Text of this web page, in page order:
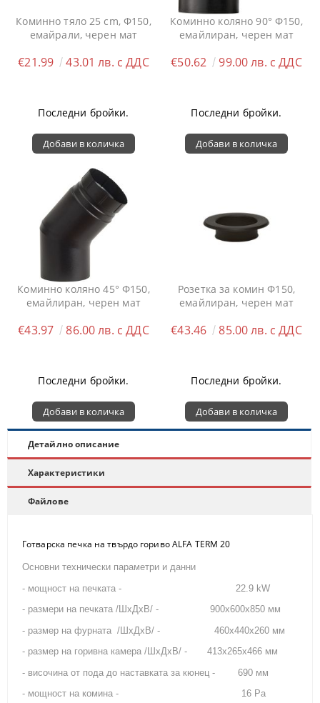
Коминно тяло 25 cm, Ф150,
емайрали, черен мат
€21.99 43.01 лв. с ДДС
Последни бройки.
Коминно коляно 90° Ф150,
емайлиран, черен мат
€50.62 99.00 лв. с ДДС
Последни бройки.
Коминно коляно 45° Ф150,
емайлиран, черен мат
€43.97 86.00 лв. с ДДС
Последни бройки.
Розетка за комин Ф150,
емайлиран, черен мат
€43.46 85.00 лв. с ДДС
Последни бройки.
Детайлно описание
Характеристики
Файлове
Готварска печка на твърдо гориво ALFA TERM 20
Основни технически параметри и данни
- мощност на печката - 22.9 kW
- размери на печката /ШхДхВ/ - 900х600х850 мм
- размер на фурната /ШхДхВ/ - 460х440х260 мм
- размер на горивна камера /ШхДхВ/ - 413х265х466 мм
- височина от пода до наставката за кюнец - 690 мм
- мощност на комина - 16 Ра